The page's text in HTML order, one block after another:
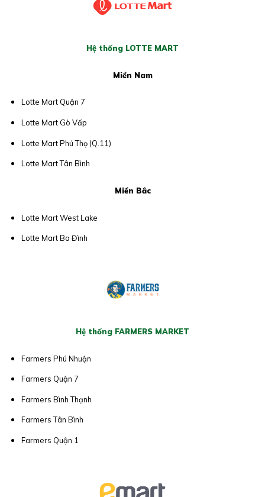
Hệ thống LOTTE MART
Miền Nam
Lotte Mart Quận 7
Lotte Mart Gò Vấp
Lotte Mart Phú Thọ (Q.11)
Lotte Mart Tân Bình
Miền Bắc
Lotte Mart West Lake
Lotte Mart Ba Đình
Hệ thống FARMERS MARKET
Farmers Phú Nhuận
Farmers Quận 7
Farmers Bình Thạnh
Farmers Tân Bình
Farmers Quận 1